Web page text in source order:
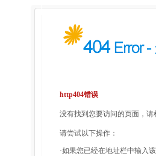
http404错误
没有找到您要访问的页面，
请尝试以下操作：
·如果您已经在地址栏中输入